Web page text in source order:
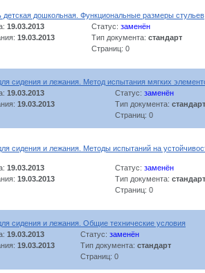
детская дошкольная. Функциональные размеры стульев
19.03.2013 Статус: заменён
19.03.2013 Тип документа: стандарт
Страниц: 0
сидения и лежания. Метод испытания мягких
19.03.2013 Статус: заменён
19.03.2013 Тип документа: стандарт
Страниц: 0
сидения и лежания. Методы испытаний на
19.03.2013 Статус: заменён
19.03.2013 Тип документа: стандарт
Страниц: 0
сидения и лежания. Общие технические условия
19.03.2013 Статус: заменён
19.03.2013 Тип документа: стандарт
Страниц: 0